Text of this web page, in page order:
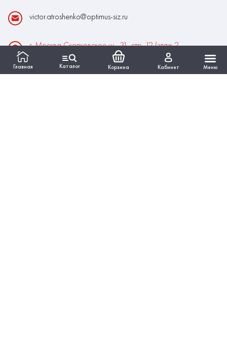
Главная Каталог Корзина Кабинет Меню
victor.atroshenko@optimus-siz.ru
г. Москва Сколковское ш., 31, стр. 12 (этаж 2,
помещение 22)
Время работы: